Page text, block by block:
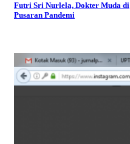
Futri Sri Nurlela, Dokter Muda di
Pusaran Pandemi